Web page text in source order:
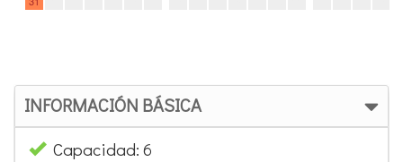
INFORMACIÓN BÁSICA
Capacidad: 6